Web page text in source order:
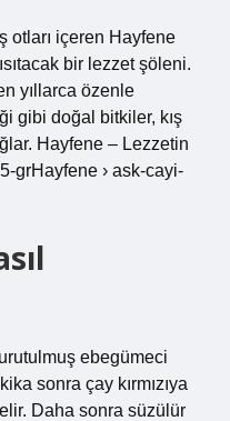
otları içeren Hayfene
bir lezzet şöleni.
yıllarca özenle
gibi doğal bitkiler, kış
Hayfene – Lezzetin
grHayfene › ask-cayi-
ebegümeci
sonra çay kırmızıya
Daha sonra süzülür